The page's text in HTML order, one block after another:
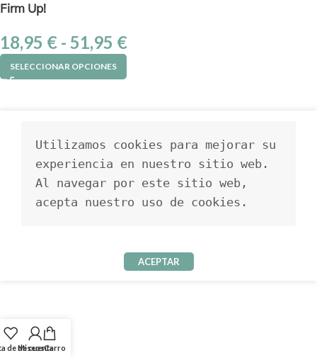
Firm Up!
18,95 € - 51,95 €
SELECCIONAR OPCIONES
de deseos
Mi cuentaCarro
Utilizamos cookies para mejorar su
experiencia en nuestro sitio web.
Al navegar por este sitio web,
acepta nuestro uso de cookies.
ACEPTAR